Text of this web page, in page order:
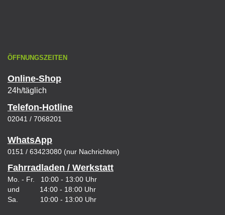
ÖFFNUNGSZEITEN
Online-Shop
24h/täglich
Telefon-Hotline
02041 / 7068201
WhatsApp
0151 / 63423080 (nur Nachrichten)
Fahrradladen / Werkstatt
Mo. - Fr. 10:00 - 13:00 Uhr
und 14:00 - 18:00 Uhr
Sa. 10:00 - 13:00 Uhr